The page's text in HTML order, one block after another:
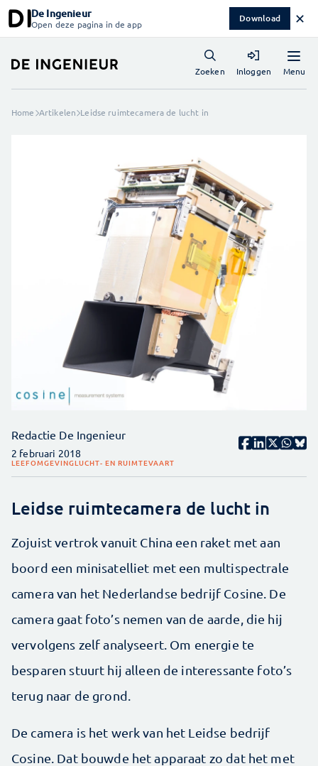
De Ingenieur
Open deze pagina in de app Download ✕
Menu
Zoeken Inloggen
Home Artikelen Leidse ruimtecamera de lucht in
Redactie De Ingenieur
2 februari 2018
LEEFOMGEVINGLUCHT- EN RUIMTEVAART
Leidse ruimtecamera de lucht in
Zojuist vertrok vanuit China een raket met aan
boord een minisatelliet met een multispectrale
camera van het Nederlandse bedrijf Cosine. De
camera gaat foto’s nemen van de aarde, die hij
vervolgens zelf analyseert. Om energie te
besparen stuurt hij alleen de interessante foto’s
terug naar de grond.
De camera is het werk van het Leidse bedrijf
Cosine. Dat bouwde het apparaat zo dat het met